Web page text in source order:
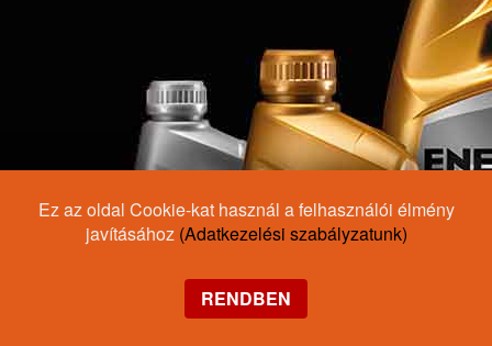
Ez az oldal Cookie-kat használ a felhasználói élmény
javításához (Adatkezelési szabályzatunk)
RENDBEN